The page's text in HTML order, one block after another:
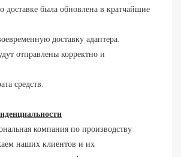
доставку адаптера.
средств.
наших клиентов и их